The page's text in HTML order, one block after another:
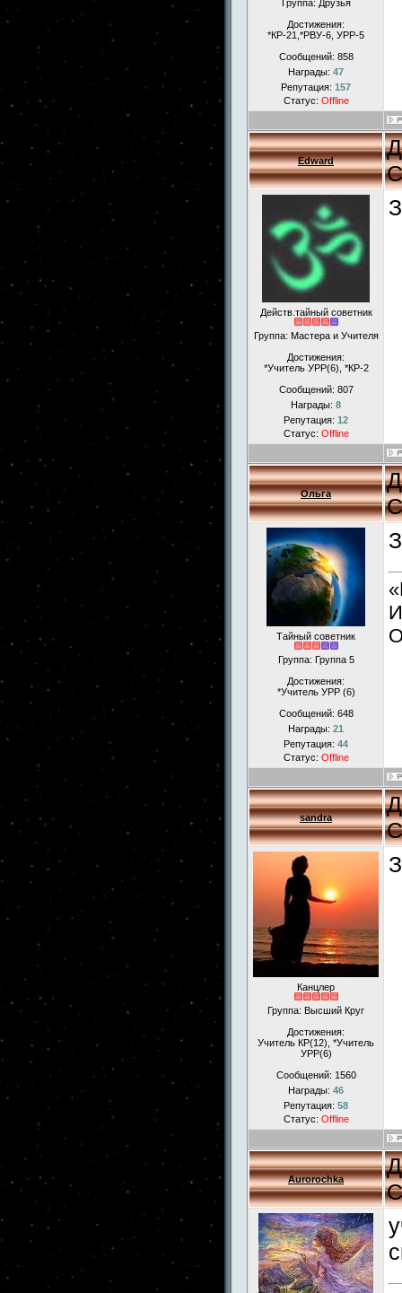
Группа: Друзья
Достижения:
*КР-21,*РВУ-6, УРР-5
Сообщений: 858
Награды: 47
Репутация: 157
Статус: Offline
Edward
Действ.тайный советник
Группа: Мастера и Учителя
Достижения:
*Учитель УРР(6), *КР-2
Сообщений: 807
Награды: 8
Репутация: 12
Статус: Offline
Ольга
Тайный советник
Группа: Группа 5
Достижения:
*Учитель УРР (6)
Сообщений: 648
Награды: 21
Репутация: 44
Статус: Offline
sandra
Канцлер
Группа: Высший Круг
Достижения:
Учитель КР(12), *Учитель
УРР(6)
Сообщений: 1560
Награды: 46
Репутация: 58
Статус: Offline
Aurorochka